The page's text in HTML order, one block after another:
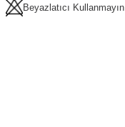
Beyazlatıcı Kullanmayın